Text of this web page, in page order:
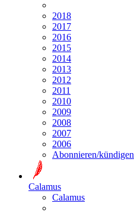
2018
2017
2016
2015
2014
2013
2012
2011
2010
2009
2008
2007
2006
Abonnieren/kündigen
Calamus
Calamus